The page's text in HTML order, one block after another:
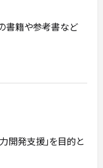
書籍や参考書など
開発支援」を目的と